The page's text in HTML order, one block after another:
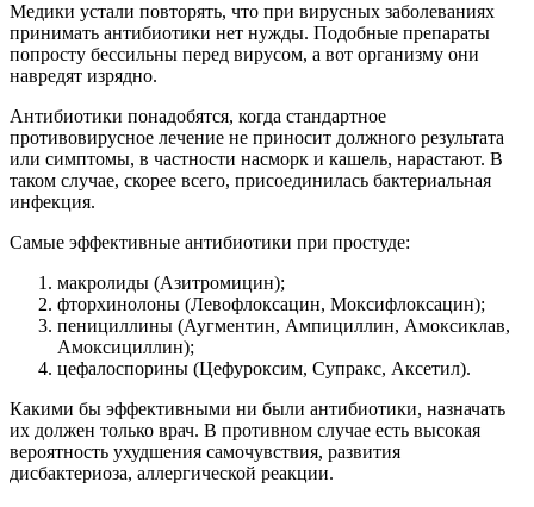
Медики устали повторять, что при вирусных заболеваниях
принимать антибиотики нет нужды. Подобные препараты
попросту бессильны перед вирусом, а вот организму они
навредят изрядно.
Антибиотики понадобятся, когда стандартное
противовирусное лечение не приносит должного результата
или симптомы, в частности насморк и кашель, нарастают. В
таком случае, скорее всего, присоединилась бактериальная
инфекция.
Самые эффективные антибиотики при простуде:
макролиды (Азитромицин);
фторхинолоны (Левофлоксацин, Моксифлоксацин);
пенициллины (Аугментин, Ампициллин, Амоксиклав,
Амоксициллин);
цефалоспорины (Цефуроксим, Супракс, Аксетил).
Какими бы эффективными ни были антибиотики, назначать
их должен только врач. В противном случае есть высокая
вероятность ухудшения самочувствия, развития
дисбактериоза, аллергической реакции.